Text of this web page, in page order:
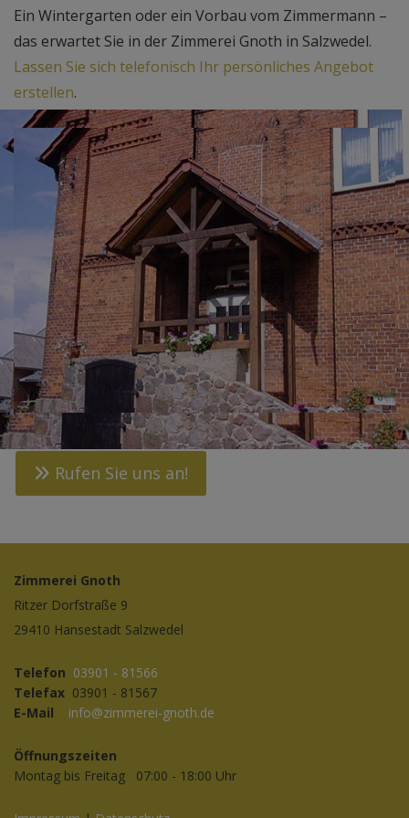
Ein Wintergarten oder ein Vorbau vom Zimmermann –
das erwartet Sie in der Zimmerei Gnoth in Salzwedel.
Lassen Sie sich telefonisch Ihr persönliches Angebot
erstellen.
Rufen Sie uns an!
Zimmerei Gnoth
Ritzer Dorfstraße 9
29410 Hansestadt Salzwedel
Telefon 03901 - 81566
Telefax 03901 - 81567
E-Mail
info@zimmerei-gnoth.de
Öffnungszeiten
Montag bis Freitag 07:00 - 18:00 Uhr